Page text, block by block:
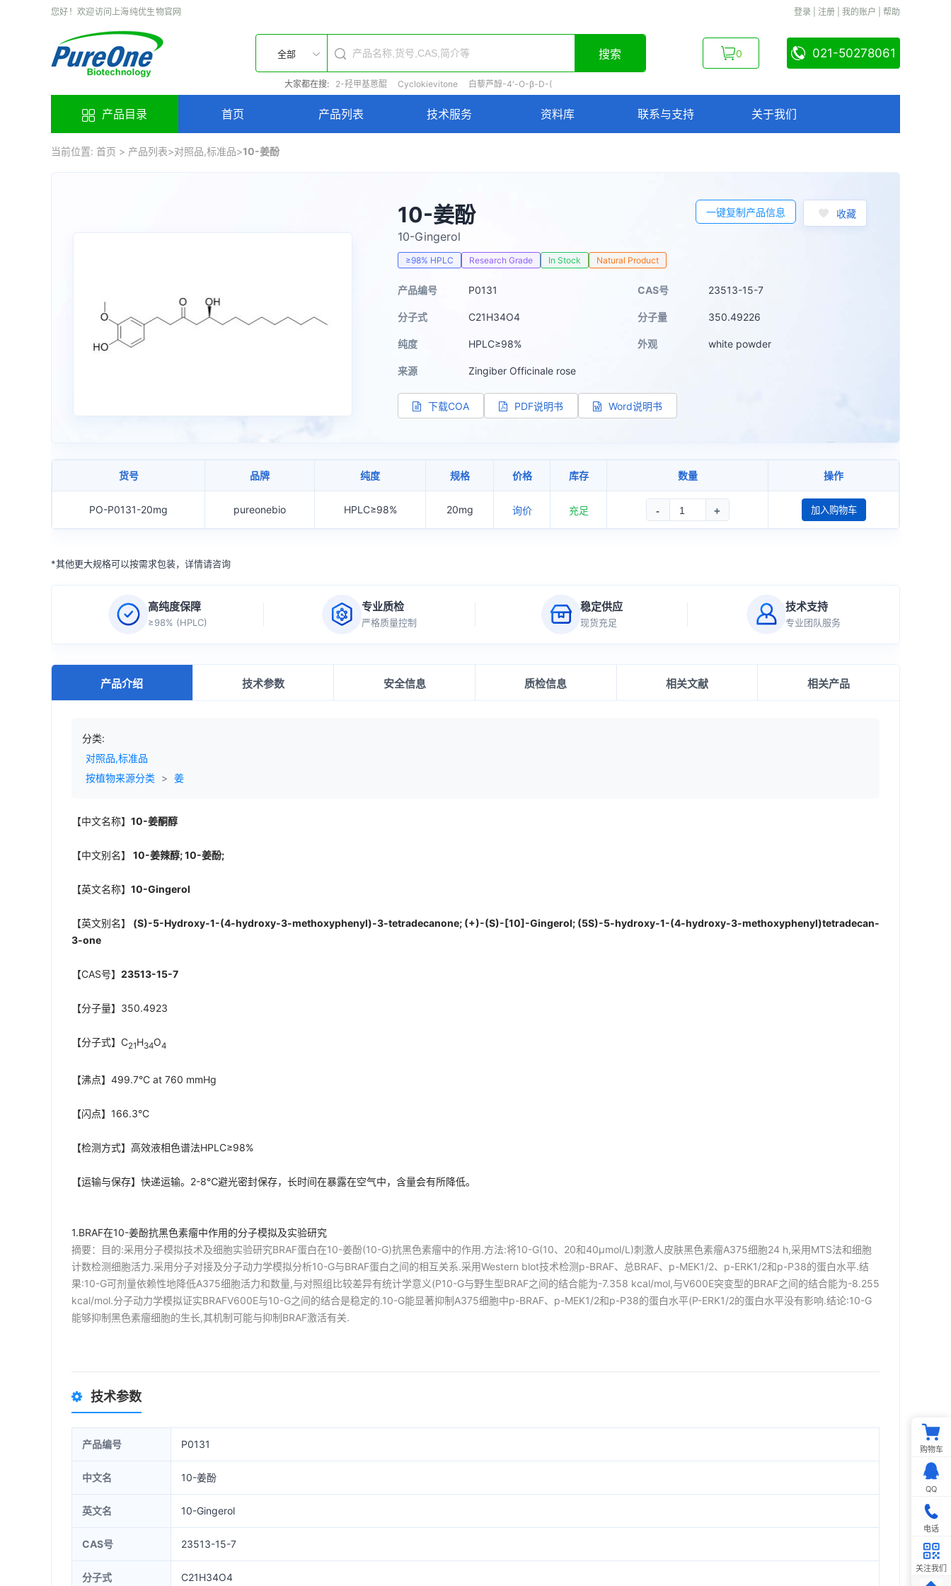
您好！欢迎访问上海纯优生物官网 登录 注册 我的账户 帮助
全部 搜索
大家都在搜: 2-羟甲基蒽醌 Cyclokievitone 白藜芦醇-4'-O-β-D-(
0 021-50278061
产品目录 首页 产品列表 技术服务 资料库 联系与支持 关于我们
当前位置: 首页 > 产品列表>对照品,标准品>10-姜酚
10-姜酚 一键复制产品信息 收藏
10-Gingerol
≥98% HPLC Research Grade In Stock Natural Product
产品编号 P0131 CAS号 23513-15-7
分子式 C21H34O4 分子量 350.49226
纯度 HPLC≥98% 外观 white powder
来源 Zingiber Officinale rose
下载COA PDF说明书 Word说明书
货号 品牌 纯度 规格 价格 库存 数量 操作
PO-P0131-20mg pureonebio HPLC≥98% 20mg 询价 充足 - + 加入购物车
*其他更大规格可以按需求包装，详情请咨询
高纯度保障
≥98% (HPLC)
专业质检
严格质量控制
稳定供应
现货充足
技术支持
专业团队服务
产品介绍 技术参数 安全信息 质检信息 相关文献 相关产品
分类:
对照品,标准品
按植物来源分类 > 姜
【中文名称】 10-姜酮醇
【中文别名】 10-姜辣醇; 10-姜酚;
【英文名称】 10-Gingerol
【英文别名】
(S)-5-Hydroxy-1-(4-hydroxy-3-methoxyphenyl)-3-tetradecanone; (+)-(S)-[10]-Gingerol; (5S)-5-hydroxy-1-(4-hydroxy-3-methoxyphenyl)tetradecan-
3-one
【CAS号】 23513-15-7
【分子量】350.4923
【分子式】C21H34O4
【沸点】499.7°C at 760 mmHg
【闪点】166.3°C
【检测方式】高效液相色谱法HPLC≥98%
【运输与保存】快递运输。2-8℃避光密封保存，长时间在暴露在空气中，含量会有所降低。
1.BRAF在10-姜酚抗黑色素瘤中作用的分子模拟及实验研究
摘要：目的:采用分子模拟技术及细胞实验研究BRAF蛋白在10-姜酚(10-G)抗黑色素瘤中的作用.方法:将10-G(10、20和40μmol/L)刺激人皮肤黑色素瘤A375细胞24 h,采用MTS法和细胞
计数检测细胞活力.采用分子对接及分子动力学模拟分析10-G与BRAF蛋白之间的相互关系.采用Western blot技术检测p-BRAF、总BRAF、p-MEK1/2、p-ERK1/2和p-P38的蛋白水平.结
果:10-G可剂量依赖性地降低A375细胞活力和数量,与对照组比较差异有统计学意义(P10-G与野生型BRAF之间的结合能为-7.358 kcal/mol,与V600E突变型的BRAF之间的结合能为-8.255
kcal/mol.分子动力学模拟证实BRAFV600E与10-G之间的结合是稳定的.10-G能显著抑制A375细胞中p-BRAF、p-MEK1/2和p-P38的蛋白水平(P-ERK1/2的蛋白水平没有影响.结论:10-G
能够抑制黑色素瘤细胞的生长,其机制可能与抑制BRAF激活有关.
技术参数
产品编号 P0131
中文名 10-姜酚
英文名 10-Gingerol
CAS号 23513-15-7
分子式 C21H34O4
购物车
QQ
电话
关注我们